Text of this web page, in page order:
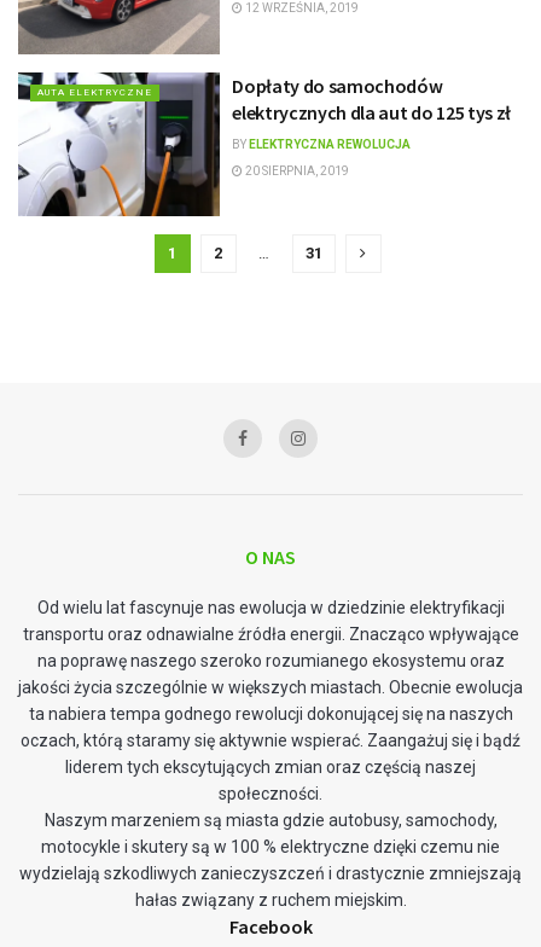
12 WRZEŚNIA, 2019
AUTA ELEKTRYCZNE
Dopłaty do samochodów
elektrycznych dla aut do 125 tys zł
BY ELEKTRYCZNA REWOLUCJA
20 SIERPNIA, 2019
1 2 … 31
O NAS
Od wielu lat fascynuje nas ewolucja w dziedzinie elektryfikacji
transportu oraz odnawialne źródła energii. Znacząco wpływające
na poprawę naszego szeroko rozumianego ekosystemu oraz
jakości życia szczególnie w większych miastach. Obecnie ewolucja
ta nabiera tempa godnego rewolucji dokonującej się na naszych
oczach, którą staramy się aktywnie wspierać. Zaangażuj się i bądź
liderem tych ekscytujących zmian oraz częścią naszej
społeczności.
Naszym marzeniem są miasta gdzie autobusy, samochody,
motocykle i skutery są w 100 % elektryczne dzięki czemu nie
wydzielają szkodliwych zanieczyszczeń i drastycznie zmniejszają
hałas związany z ruchem miejskim.
Facebook